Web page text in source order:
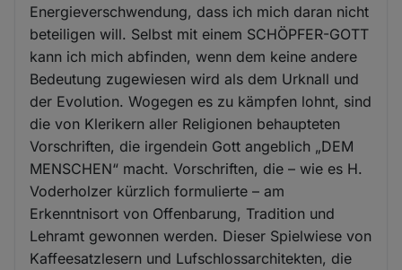
Energieverschwendung, dass ich mich daran nicht
beteiligen will. Selbst mit einem SCHÖPFER-GOTT
kann ich mich abfinden, wenn dem keine andere
Bedeutung zugewiesen wird als dem Urknall und
der Evolution. Wogegen es zu kämpfen lohnt, sind
die von Klerikern aller Religionen behaupteten
Vorschriften, die irgendein Gott angeblich „DEM
MENSCHEN“ macht. Vorschriften, die – wie es H.
Voderholzer kürzlich formulierte – am
Erkenntnisort von Offenbarung, Tradition und
Lehramt gewonnen werden. Dieser Spielwiese von
Kaffeesatzlesern und Lufschlossarchitekten, die